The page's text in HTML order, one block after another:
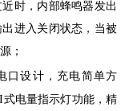
时，内部蜂鸣器发出
进入关闭状态，当被
；
口设计，充电简单方
式电量指示灯功能，精